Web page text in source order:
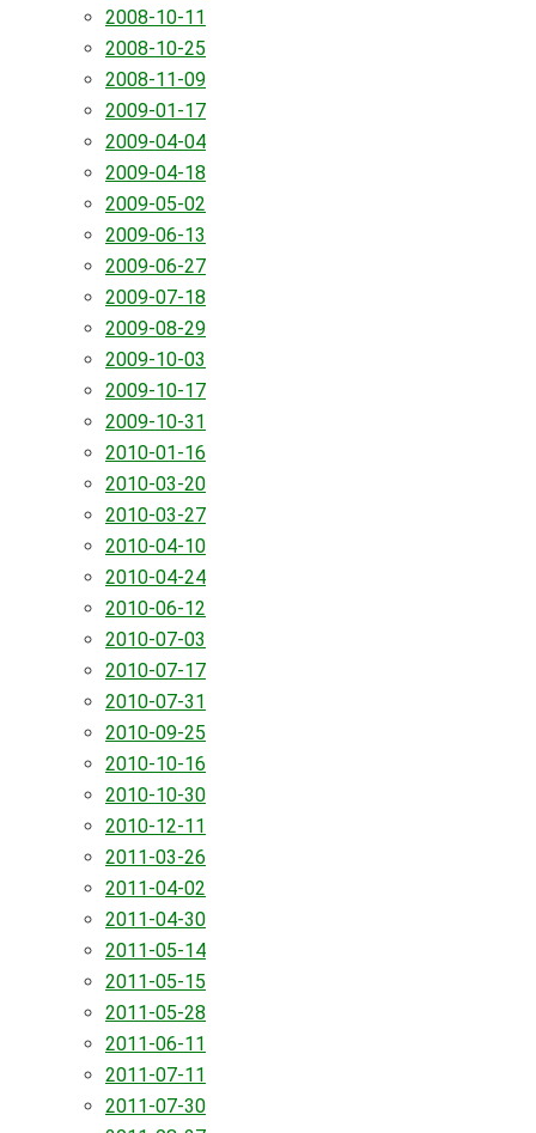
2008-10-11
2008-10-25
2008-11-09
2009-01-17
2009-04-04
2009-04-18
2009-05-02
2009-06-13
2009-06-27
2009-07-18
2009-08-29
2009-10-03
2009-10-17
2009-10-31
2010-01-16
2010-03-20
2010-03-27
2010-04-10
2010-04-24
2010-06-12
2010-07-03
2010-07-17
2010-07-31
2010-09-25
2010-10-16
2010-10-30
2010-12-11
2011-03-26
2011-04-02
2011-04-30
2011-05-14
2011-05-15
2011-05-28
2011-06-11
2011-07-11
2011-07-30